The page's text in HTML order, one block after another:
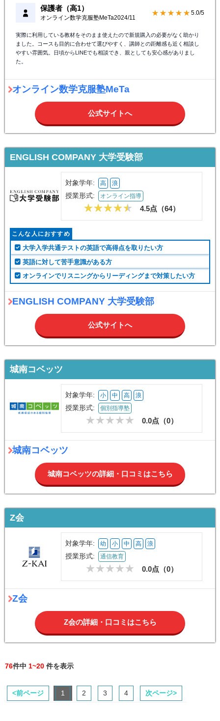
保護者（高1）
オンライン数学克服塾MeTa2024/11
★★★★★ 5.0/5
実際に利用している教材をそのまま使えたので新規購入の必要がなく助かり
ました。コースも目的に合わせて選びやすく、講師との距離感も近く相談し
やすい雰囲気。日頃からLINEでも相談でき、親としても安心感がありまし
た。
オンライン数学克服塾MeTa
公式サイトへ
ENGLISH COMPANY 大学受験部
対象学年: 高 浪
授業形式: オンライン指導
4.5点（64）
こんな人におすすめ
大学入学共通テストの英語で高得点を取りたい方
英語に対して苦手意識がある方
オンラインでリスニングからリーディングまで対策したい方
ENGLISH COMPANY 大学受験部
公式サイトへ
城南コベッツ
対象学年: 小 中 高 浪
授業形式: 個別指導塾
0.0点（0）
城南コベッツ
城南コベッツの詳細・口コミはこちら
Z会
対象学年: 幼 小 中 高 浪
授業形式: 通信教育
0.0点（0）
Z会
Z会の詳細・口コミはこちら
76件中 1~20 件を表示
<前ページ 1 2 3 4 次ページ>